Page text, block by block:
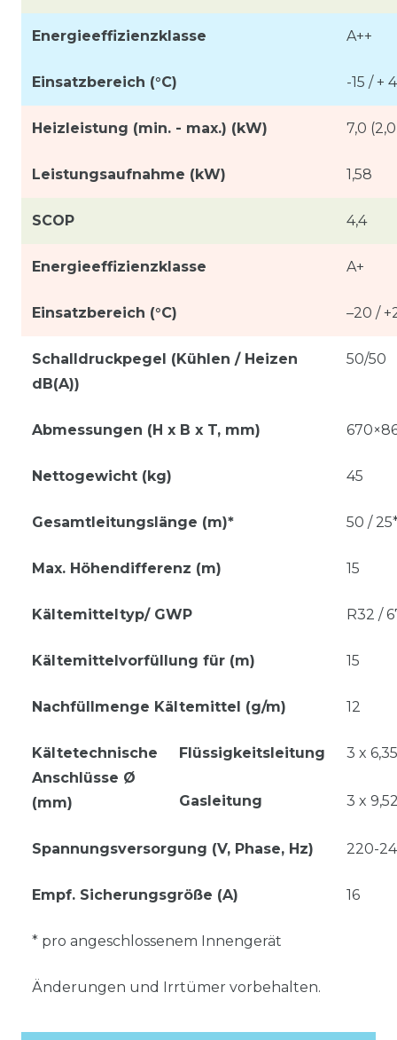
Energieeffizienzklasse A++
Einsatzbereich (°C) -15 / +
Heizleistung (min. - max.) (kW) 7,0
Leistungsaufnahme (kW) 1,58
SCOP 4,4
Energieeffizienzklasse A+
Einsatzbereich (°C) –20 /
Schalldruckpegel (Kühlen / Heizen
dB(A))
50/50
Abmessungen (H x B x T, mm)
Nettogewicht (kg) 45
Gesamtleitungslänge (m)* 50 /
Max. Höhendifferenz (m) 15
Kältemitteltyp/ GWP R32 /
Kältemittelvorfüllung für (m) 15
Nachfüllmenge Kältemittel (g/m) 12
Kältetechnische
Anschlüsse Ø
(mm)
Flüssigkeitsleitung 3 x 6,35
Gasleitung 3 x
Spannungsversorgung (V, Phase, Hz) 220-
Empf. Sicherungsgröße (A) 16
* pro angeschlossenem Innengerät
Änderungen und Irrtümer vorbehalten.